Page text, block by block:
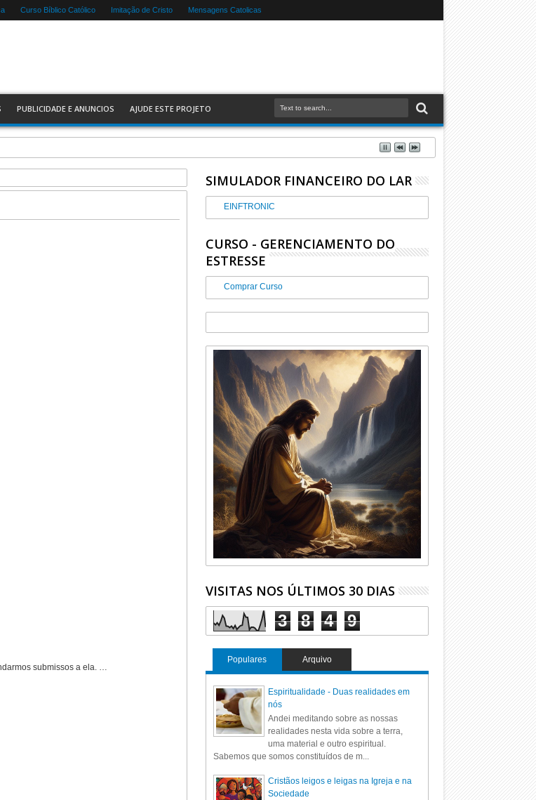
Curso Bíblico Católico Imitação de Cristo Mensagens Catolicas
PUBLICIDADE E ANUNCIOS AJUDE ESTE PROJETO
submissos a ela. …
SIMULADOR FINANCEIRO DO LAR
EINFTRONIC
CURSO - GERENCIAMENTO DO
ESTRESSE
Comprar Curso
VISITAS NOS ÚLTIMOS 30 DIAS
3 8 4 9
Populares Arquivo
Espiritualidade - Duas realidades em
nós
Andei meditando sobre as nossas
realidades nesta vida sobre a terra,
uma material e outro espiritual.
Sabemos que somos constituídos de m...
Cristãos leigos e leigas na Igreja e na
Sociedade